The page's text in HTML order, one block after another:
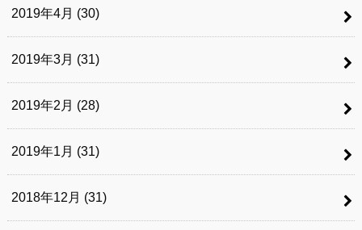
2019年4月 (30)
2019年3月 (31)
2019年2月 (28)
2019年1月 (31)
2018年12月 (31)